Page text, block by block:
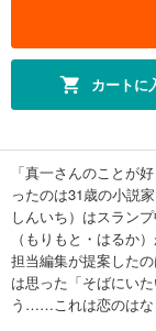
カートに
「真一さんのことが
ったのは31歳の小説
しんいち）はスラン
（もりもと・はるか
担当編集が提案した
は思った「そばにい
う……これは恋のはな